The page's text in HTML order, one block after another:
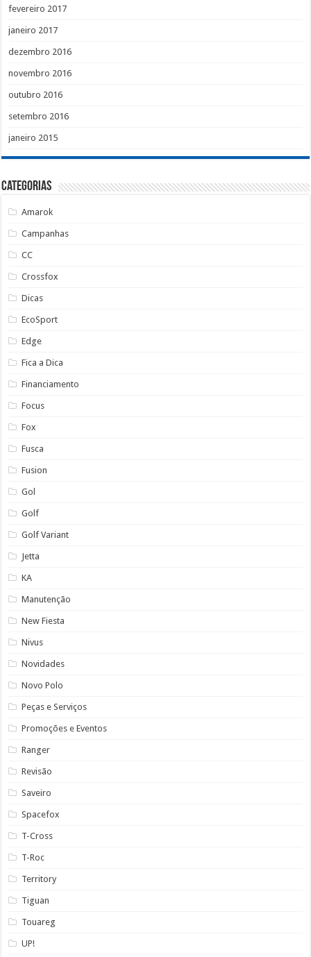
fevereiro 2017
janeiro 2017
dezembro 2016
novembro 2016
outubro 2016
setembro 2016
janeiro 2015
Categorias
Amarok
Campanhas
CC
Crossfox
Dicas
EcoSport
Edge
Fica a Dica
Financiamento
Focus
Fox
Fusca
Fusion
Gol
Golf
Golf Variant
Jetta
KA
Manutenção
New Fiesta
Nivus
Novidades
Novo Polo
Peças e Serviços
Promoções e Eventos
Ranger
Revisão
Saveiro
Spacefox
T-Cross
T-Roc
Territory
Tiguan
Touareg
UP!